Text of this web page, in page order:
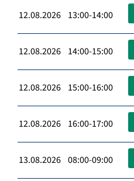
12.08.2026 13:00-14:00
12.08.2026 14:00-15:00
12.08.2026 15:00-16:00
12.08.2026 16:00-17:00
13.08.2026 08:00-09:00